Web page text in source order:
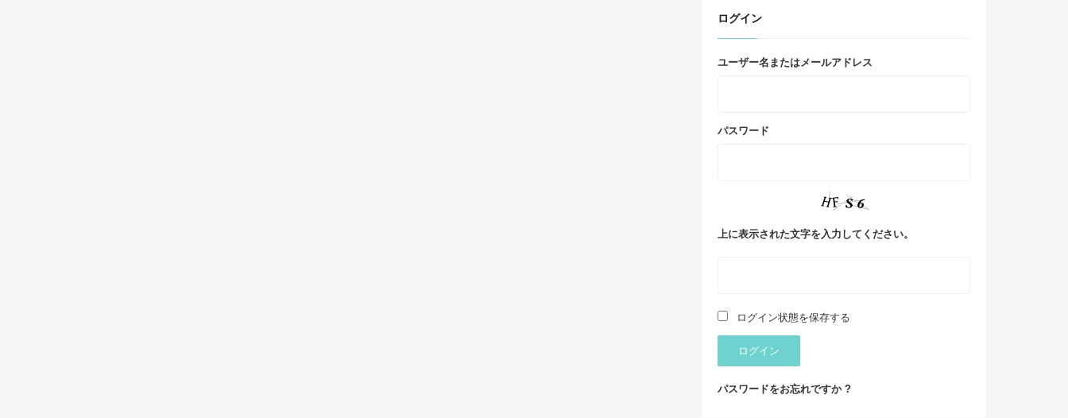
ログイン
ユーザー名またはメールアドレス
パスワード
上に表示された文字を入力してください。
ログイン状態を保存する
ログイン
パスワードをお忘れですか ?